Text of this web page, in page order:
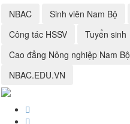
NBAC Sinh viên Nam Bộ
Công tác HSSV
Tuyển sinh
Cao đẳng Nông nghiệp Nam Bộ
NBAC.EDU.VN